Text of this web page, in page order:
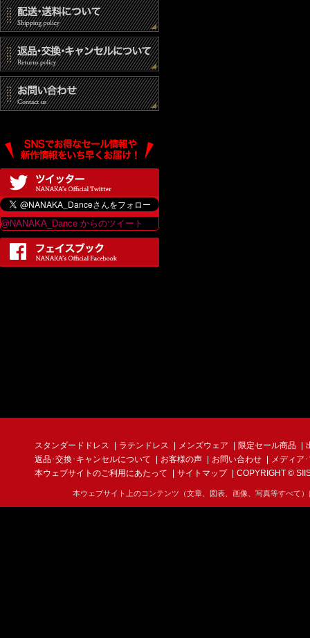
@NANAKA_Dance からのツイート
スタンダードドレス ラテンドレス メンズウェア 限定セール商品
返品･交換･キャンセルについて
お客様の声 お問い合わせ
メディア
本ウェブサイトのご利用にあたって
サイトマップ COPYRIGHT ©
本ウェブサイト上のコンテンツ（文章、図表、画像、写真等すべて